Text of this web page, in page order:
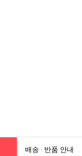
배송 · 반품 안내